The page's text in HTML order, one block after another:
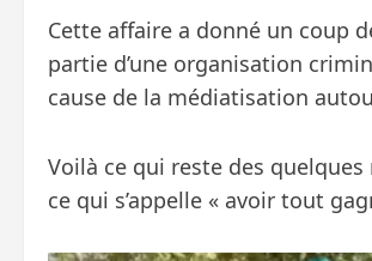
Cette affaire a donné un coup
partie d’une organisation
cause de la médiatisation
Voilà ce qui reste des
ce qui s’appelle « avoir tout